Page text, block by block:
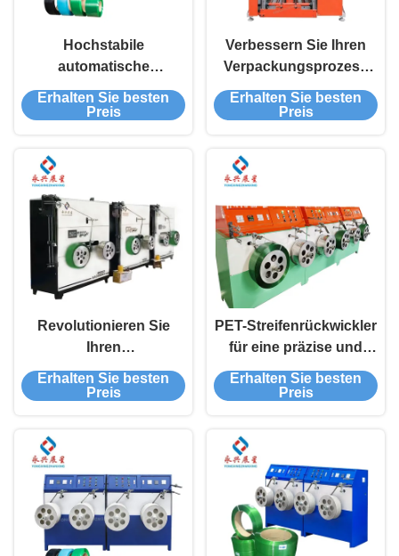
Hochstabile
automatische
Doppelstations-PET-
Streifen-
für Produktionsanlagen
Erhalten Sie besten
Preis
Verbessern Sie Ihren
Verpackungsprozess
mit einem PET-
Streifenwickler B2B -
Erhalten Sie besten
Preis
Revolutionieren Sie
Ihren
Verpackungsprozess
mit einem
PET-Streifenwickler und
einer Breite von 9-32
mm
Erhalten Sie besten
Preis
PET-Streifenrückwickler
für eine präzise und
anpassungsfähige
Produktion
Erhalten Sie besten
Preis